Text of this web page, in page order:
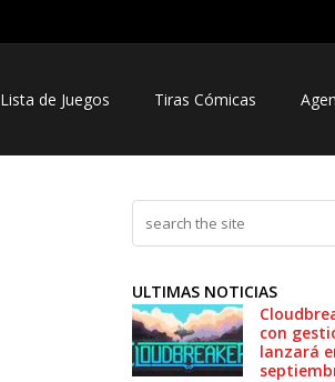
Lista de Juegos Tiras Cómicas
ULTIMAS NOTICIAS
con
lanzará